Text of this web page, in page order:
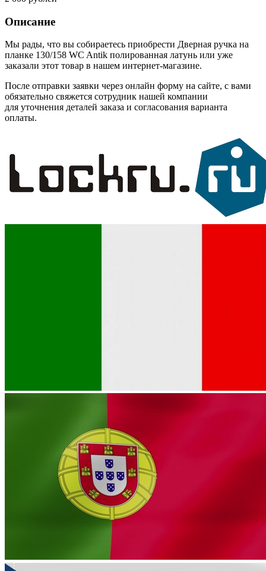
Описание
Мы рады, что вы собираетесь приобрести Дверная ручка на
планке 130/158 WC Antik полированная латунь или уже
заказали этот товар в нашем интернет-магазине.
После отправки заявки через онлайн форму на сайте, с вами
обязательно свяжется сотрудник нашей компании
для уточнения деталей заказа и согласования варианта
оплаты.